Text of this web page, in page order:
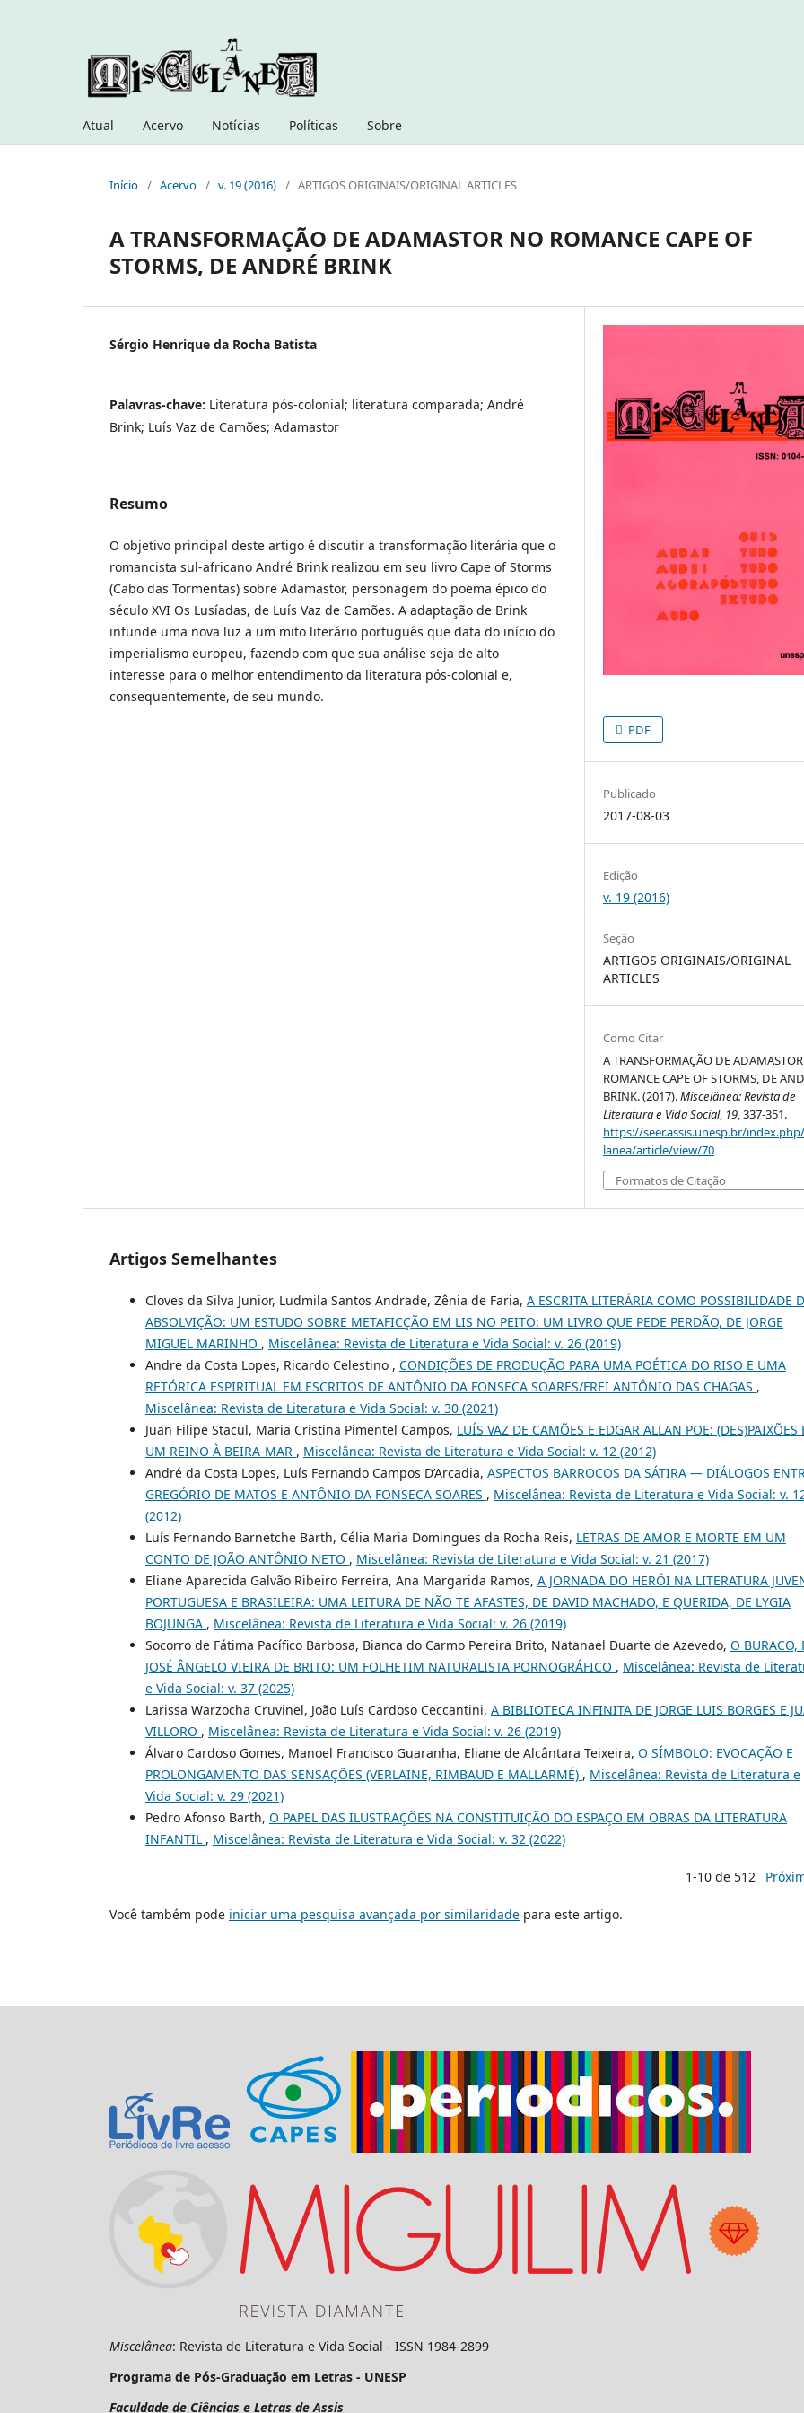
Atual Acervo Notícias Políticas Sobre
Início / Acervo / v. 19 (2016) / ARTIGOS ORIGINAIS/ORIGINAL ARTICLES
A TRANSFORMAÇÃO DE ADAMASTOR NO ROMANCE CAPE OF
STORMS, DE ANDRÉ BRINK
Sérgio Henrique da Rocha Batista
Palavras-chave: Literatura pós-colonial; literatura comparada; André
Brink; Luís Vaz de Camões; Adamastor
Resumo
O objetivo principal deste artigo é discutir a transformação literária que o
romancista sul-africano André Brink realizou em seu livro Cape of Storms
(Cabo das Tormentas) sobre Adamastor, personagem do poema épico do
século XVI Os Lusíadas, de Luís Vaz de Camões. A adaptação de Brink
infunde uma nova luz a um mito literário português que data do início do
imperialismo europeu, fazendo com que sua análise seja de alto
interesse para o melhor entendimento da literatura pós-colonial e,
consequentemente, de seu mundo.
PDF
Publicado
2017-08-03
Edição
v. 19 (2016)
Seção
ARTIGOS ORIGINAIS/ORIGINAL
ARTICLES
Como Citar
A TRANSFORMAÇÃO DE
ROMANCE CAPE OF STORMS, DE
BRINK. (2017).Miscelânea: Revista de
Literatura e Vida Social, 19, 337-351.
https://seer.assis.unesp.br/
lanea/article/view/70
Formatos de Citação
Artigos Semelhantes
Cloves da Silva Junior, Ludmila Santos Andrade, Zênia de Faria, A ESCRITA LITERÁRIA COMO POSSIBILIDADE
ABSOLVIÇÃO: UM ESTUDO SOBRE METAFICÇÃO EM LIS NO PEITO: UM LIVRO QUE PEDE PERDÃO, DE JORGE
MIGUEL MARINHO , Miscelânea: Revista de Literatura e Vida Social: v. 26 (2019)
Andre da Costa Lopes, Ricardo Celestino , CONDIÇÕES DE PRODUÇÃO PARA UMA POÉTICA DO RISO E UMA
RETÓRICA ESPIRITUAL EM ESCRITOS DE ANTÔNIO DA FONSECA SOARES/FREI ANTÔNIO DAS CHAGAS ,
Miscelânea: Revista de Literatura e Vida Social: v. 30 (2021)
Juan Filipe Stacul, Maria Cristina Pimentel Campos, LUÍS VAZ DE CAMÕES E EDGAR ALLAN POE: (DES)PAIXÕES
UM REINO À BEIRA-MAR , Miscelânea: Revista de Literatura e Vida Social: v. 12 (2012)
André da Costa Lopes, Luís Fernando Campos D’Arcadia, ASPECTOS BARROCOS DA SÁTIRA — DIÁLOGOS
GREGÓRIO DE MATOS E ANTÔNIO DA FONSECA SOARES , Miscelânea: Revista de Literatura e Vida Social: v.
(2012)
Luís Fernando Barnetche Barth, Célia Maria Domingues da Rocha Reis, LETRAS DE AMOR E MORTE EM UM
CONTO DE JOÃO ANTÔNIO NETO , Miscelânea: Revista de Literatura e Vida Social: v. 21 (2017)
Eliane Aparecida Galvão Ribeiro Ferreira, Ana Margarida Ramos, A JORNADA DO HERÓI NA LITERATURA
PORTUGUESA E BRASILEIRA: UMA LEITURA DE NÃO TE AFASTES, DE DAVID MACHADO, E QUERIDA, DE LYGIA
BOJUNGA , Miscelânea: Revista de Literatura e Vida Social: v. 26 (2019)
Socorro de Fátima Pacífico Barbosa, Bianca do Carmo Pereira Brito, Natanael Duarte de Azevedo, O BURACO,
JOSÉ ÂNGELO VIEIRA DE BRITO: UM FOLHETIM NATURALISTA PORNOGRÁFICO , Miscelânea: Revista de
e Vida Social: v. 37 (2025)
Larissa Warzocha Cruvinel, João Luís Cardoso Ceccantini, A BIBLIOTECA INFINITA DE JORGE LUIS BORGES E
VILLORO , Miscelânea: Revista de Literatura e Vida Social: v. 26 (2019)
Álvaro Cardoso Gomes, Manoel Francisco Guaranha, Eliane de Alcântara Teixeira, O SÍMBOLO: EVOCAÇÃO E
PROLONGAMENTO DAS SENSAÇÕES (VERLAINE, RIMBAUD E MALLARMÉ) , Miscelânea: Revista de Literatura e
Vida Social: v. 29 (2021)
Pedro Afonso Barth, O PAPEL DAS ILUSTRAÇÕES NA CONSTITUIÇÃO DO ESPAÇO EM OBRAS DA LITERATURA
INFANTIL , Miscelânea: Revista de Literatura e Vida Social: v. 32 (2022)
1-10 de 512
Você também pode iniciar uma pesquisa avançada por similaridade para este artigo.
Miscelânea: Revista de Literatura e Vida Social - ISSN 1984-2899
Programa de Pós-Graduação em Letras - UNESP
Faculdade de Ciências e Letras de Assis